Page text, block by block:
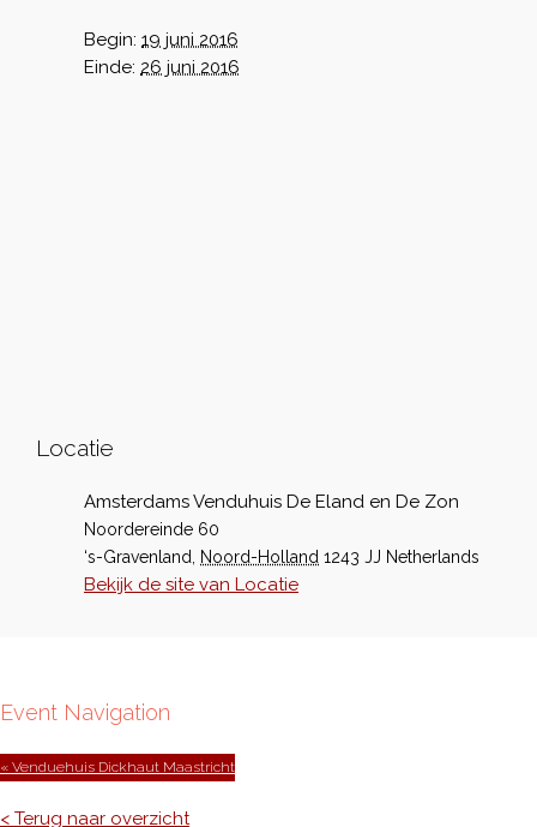
Begin: 19 juni 2016
Einde: 26 juni 2016
Locatie
Amsterdams Venduhuis De Eland en De Zon
Noordereinde 60
‘s-Gravenland
Noord-Holland 1243 JJ Netherlands
Bekijk de site van Locatie
Event Navigation
« Venduehuis Dickhaut Maastricht
< Terug naar overzicht